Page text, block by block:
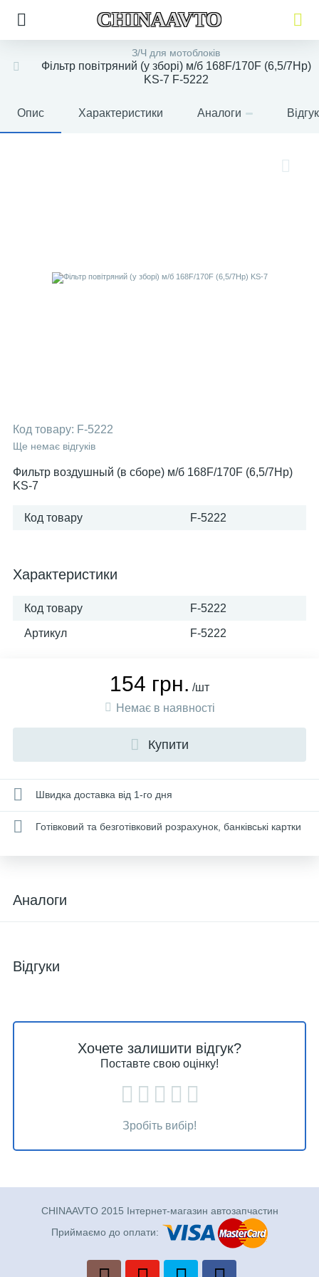
CHINAAVTO
З/Ч для мотоблоків
Фільтр повітряний (у зборі) м/б 168F/170F (6,5/7Hp)
KS-7 F-5222
Опис Характеристики Аналоги
Код товару: F-5222
Ще немає відгуків
Фильтр воздушный (в сборе) м/б 168F/170F (6,5/7Hp)
KS-7
Код товару F-5222
Характеристики
Код товару F-5222
Артикул F-5222
154 грн. /шт
Немає в наявності
Купити
Швидка доставка від 1-го дня
Готівковий та безготівковий розрахунок, банківські картки
Аналоги
Відгуки
Хочете залишити відгук?
Поставте свою оцінку!
Зробіть вибір!
CHINAAVTO 2015 Інтернет-магазин автозапчастин
Приймаємо до оплати: